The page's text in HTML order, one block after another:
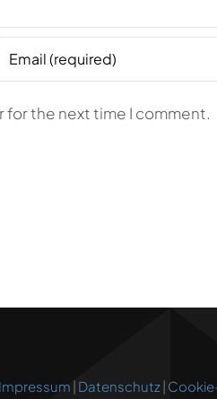
for the next time I comment.
Impressum | Datenschutz|